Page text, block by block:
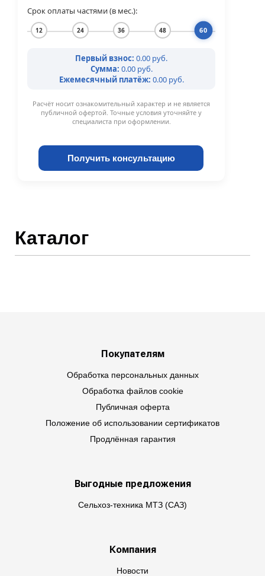
Получить консультацию
Срок оплаты частями (в мес.):
12 24 36 48 60
Первый взнос: 0.00 руб.
Сумма: 0.00 руб.
Ежемесячный платёж: 0.00 руб.
Расчёт носит ознакомительный характер и не является
публичной офертой. Точные условия уточняйте у
специалиста при оформлении.
Каталог
Покупателям
Обработка персональных данных
Обработка файлов cookie
Публичная оферта
Положение об использовании сертификатов
Продлённая гарантия
Выгодные предложения
Сельхоз-техника МТЗ (САЗ)
Компания
Новости